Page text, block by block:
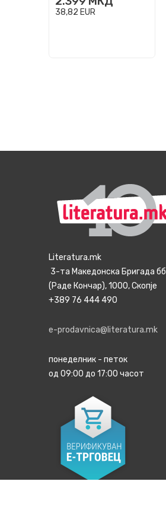
38,82 EUR
Literatura.mk
3-та Македонска Бригада бб
(Раде Кончар), 1000, Скопје
+389 76 444 490
e-prodavnica@literatura.mk
понеделник - петок
од 09:00 до 17:00 часот